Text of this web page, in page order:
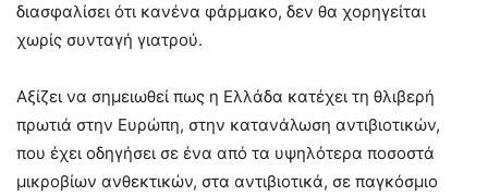
διασφαλίσει ότι κανένα φάρμακο, δεν θα χορηγείται
χωρίς συνταγή γιατρού.
Αξίζει να σημειωθεί πως η Ελλάδα κατέχει τη θλιβερή
πρωτιά στην Ευρώπη, στην κατανάλωση αντιβιοτικών,
που έχει οδηγήσει σε ένα από τα υψηλότερα ποσοστά
μικροβίων ανθεκτικών, στα αντιβιοτικά, σε παγκόσμιο